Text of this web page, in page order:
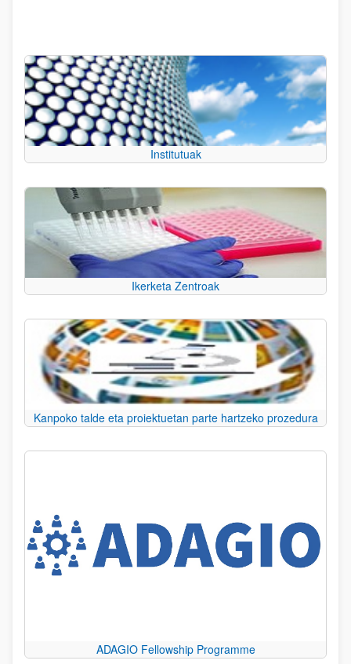
Institutuak
Ikerketa Zentroak
Kanpoko talde eta proiektuetan parte hartzeko prozedura
ADAGIO Fellowship Programme